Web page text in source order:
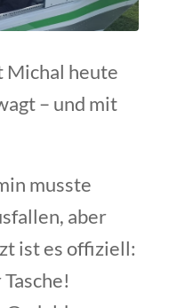
Michal heute
– und mit
musste
aber
ist es offiziell: